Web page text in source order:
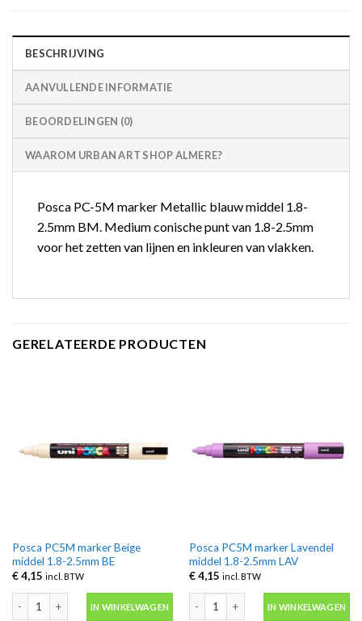
BESCHRIJVING
AANVULLENDE INFORMATIE
BEOORDELINGEN (0)
WAAROM URBAN ART SHOP ALMERE?
Posca PC-5M marker Metallic blauw middel 1.8-
2.5mm BM. Medium conische punt van 1.8-2.5mm
voor het zetten van lijnen en inkleuren van vlakken.
GERELATEERDE PRODUCTEN
Posca PC5M marker Beige
middel 1.8-2.5mm BE
€4,15 incl. BTW
Posca PC5M marker Beige middel 1.8-2.5mm BE aantal
IN WINKELWAGEN
Posca PC5M marker Lavendel
middel 1.8-2.5mm LAV
€4,15 incl. BTW
Posca PC5M marker Lavendel
IN WINKELWAGEN